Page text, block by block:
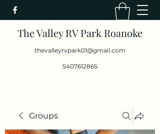
The Valley RV Park Roanoke
thevalleyrvpark01@gmail.com
5407612865
Groups